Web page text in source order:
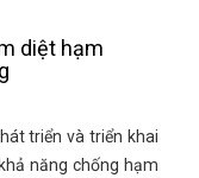
diệt hạm
triển và triển khai
năng chống hạm